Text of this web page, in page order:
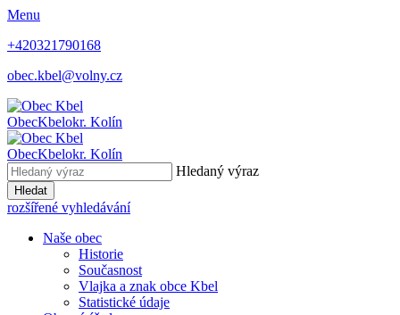
Menu
+420321790168
obec.kbel@volny.cz
ObecKbelokr. Kolín
ObecKbelokr. Kolín
Hledaný výraz
Hledat
rozšířené vyhledávání
Naše obec
Historie
Současnost
Vlajka a znak obce Kbel
Statistické údaje